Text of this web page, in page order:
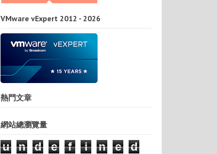
VMware vExpert 2012 - 2026
熱門文章
網站總瀏覽量
u n d e f i n e d